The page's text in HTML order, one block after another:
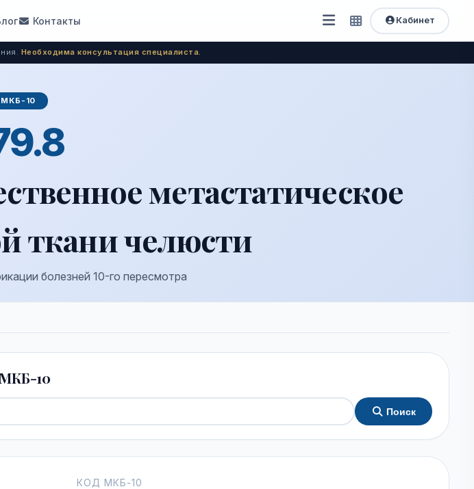
Контакты
Открыть
меню
Быстрый
доступ
Кабинет
Необходима консультация специалиста.
МКБ-10
метастатическое
ткани челюсти
болезней 10-го пересмотра
10
Поиск
КОД МКБ-10